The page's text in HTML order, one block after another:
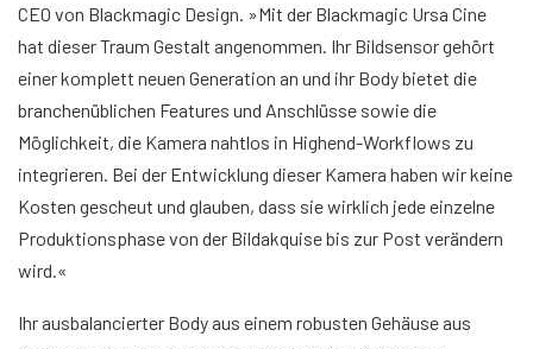
CEO von Blackmagic Design. »Mit der Blackmagic Ursa Cine
hat dieser Traum Gestalt angenommen. Ihr Bildsensor gehört
einer komplett neuen Generation an und ihr Body bietet die
branchenüblichen Features und Anschlüsse sowie die
Möglichkeit, die Kamera nahtlos in Highend-Workflows zu
integrieren. Bei der Entwicklung dieser Kamera haben wir keine
Kosten gescheut und glauben, dass sie wirklich jede einzelne
Produktionsphase von der Bildakquise bis zur Post verändern
wird.«
Ihr ausbalancierter Body aus einem robusten Gehäuse aus